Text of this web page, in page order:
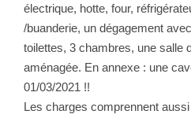
électrique, hotte, four,
/buanderie, un dégagement
toilettes, 3 chambres, une salle
aménagée. En annexe : une
01/03/2021 !!
Les charges comprennent